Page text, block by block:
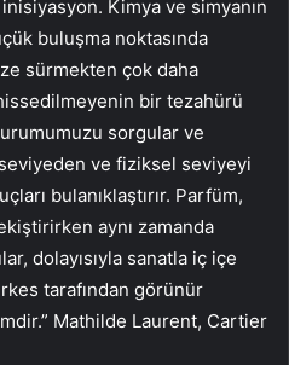
Kimya ve simyanın
buluşma noktasında
sürmekten çok daha
bir tezahürü
sorgular ve
ve fiziksel seviyeyi
bulanıklaştırır. Parfüm,
aynı zamanda
dolayısıyla sanatla iç içe
tarafından görünür
Mathilde Laurent, Cartier